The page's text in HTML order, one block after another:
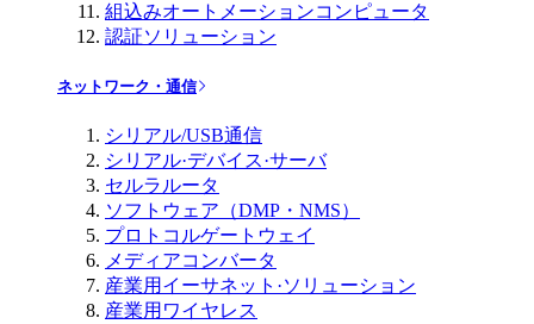
組込みオートメーションコンピュータ
認証ソリューション
ネットワーク・通信
シリアル/USB通信
シリアル·デバイス·サーバ
セルラルータ
ソフトウェア（DMP・NMS）
プロトコルゲートウェイ
メディアコンバータ
産業用イーサネット·ソリューション
産業用ワイヤレス